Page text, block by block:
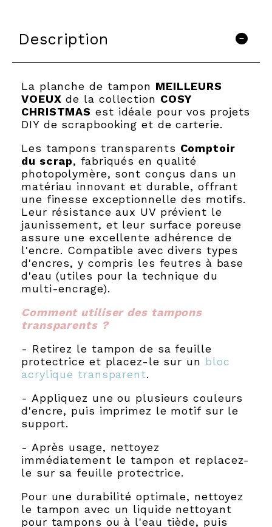
Description
La planche de tampon MEILLEURS
VOEUX de la collection COSY
CHRISTMAS est idéale pour vos projets
DIY de scrapbooking et de carterie.
Les tampons transparents Comptoir
du scrap, fabriqués en qualité
photopolymère, sont conçus dans un
matériau innovant et durable, offrant
une finesse exceptionnelle des motifs.
Leur résistance aux UV prévient le
jaunissement, et leur surface poreuse
assure une excellente adhérence de
l'encre. Compatible avec divers types
d'encres, y compris les feutres à base
d'eau (utiles pour la technique du
multi-encrage).
Comment utiliser des tampons
transparents ?
- Retirez le tampon de sa feuille
protectrice et placez-le sur un bloc
acrylique transparent.
- Appliquez une ou plusieurs couleurs
d'encre, puis imprimez le motif sur le
support.
- Après usage, nettoyez
immédiatement le tampon et replacez-
le sur sa feuille protectrice.
Pour une durabilité optimale, nettoyez
le tampon avec un liquide nettoyant
pour tampons ou à l'eau tiède, puis